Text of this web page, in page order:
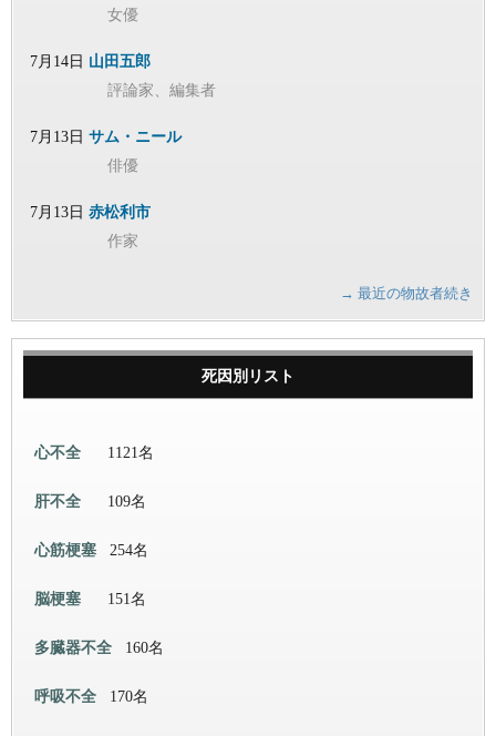
女優
7月14日 山田五郎
評論家、編集者
7月13日 サム・ニール
俳優
7月13日 赤松利市
作家
→ 最近の物故者続き
死因別リスト
心不全 1121名
肝不全 109名
心筋梗塞 254名
脳梗塞 151名
多臓器不全 160名
呼吸不全 170名